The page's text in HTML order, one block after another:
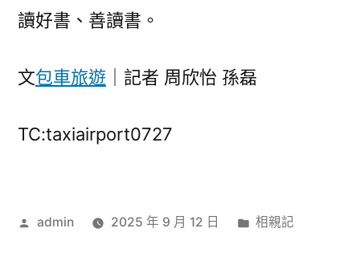
讀好書、善讀書。
文包車旅遊 ｜記者 周欣怡 孫磊
TC:taxiairport0727
作
admin 2025 年 9 月 12 日
分
相親記